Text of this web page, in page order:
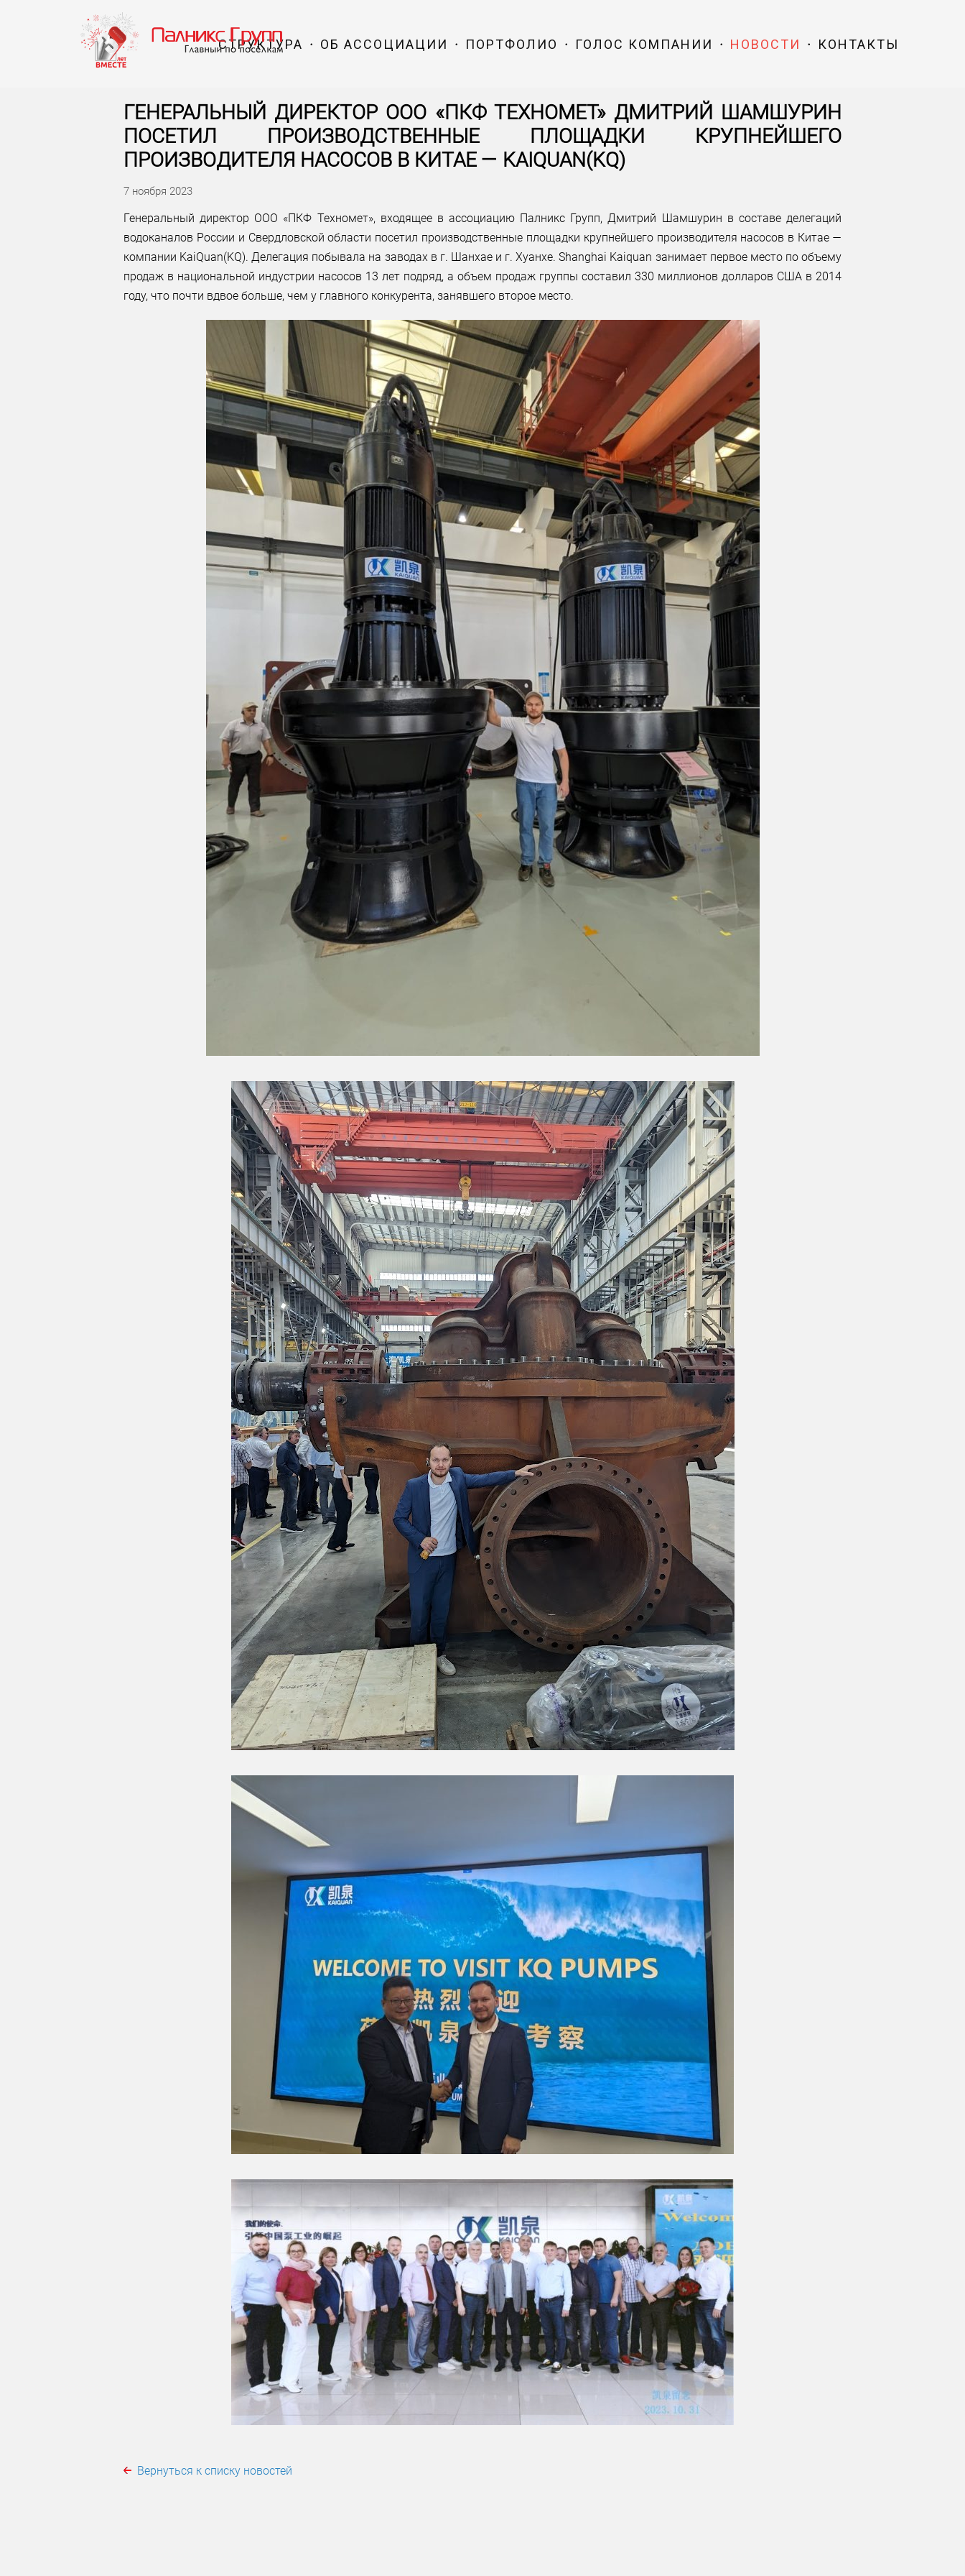
СТРУКТУРА ОБ АССОЦИАЦИИ ПОРТФОЛИО ГОЛОС КОМПАНИИ НОВОСТИ КОНТАКТЫ
ГЕНЕРАЛЬНЫЙ ДИРЕКТОР ООО «ПКФ ТЕХНОМЕТ» ДМИТРИЙ ШАМШУРИН
ПОСЕТИЛ ПРОИЗВОДСТВЕННЫЕ ПЛОЩАДКИ КРУПНЕЙШЕГО
ПРОИЗВОДИТЕЛЯ НАСОСОВ В КИТАЕ — KAIQUAN(KQ)
7 ноября 2023
Генеральный директор ООО «ПКФ Техномет», входящее в ассоциацию Палникс Групп, Дмитрий Шамшурин в составе делегаций
водоканалов России и Свердловской области посетил производственные площадки крупнейшего производителя насосов в Китае —
компании KaiQuan(KQ). Делегация побывала на заводах в г. Шанхае и г. Хуанхе. Shanghai Kaiquan занимает первое место по объему
продаж в национальной индустрии насосов 13 лет подряд, а объем продаж группы составил 330 миллионов долларов США в 2014
году, что почти вдвое больше, чем у главного конкурента, занявшего второе место.
Вернуться к списку новостей